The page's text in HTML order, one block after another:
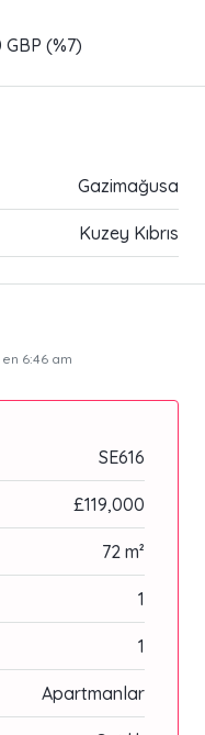
GBP (%7)
Gazimağusa
Kuzey Kıbrıs
6:46 am
SE616
£119,000
72 m²
1
1
Apartmanlar